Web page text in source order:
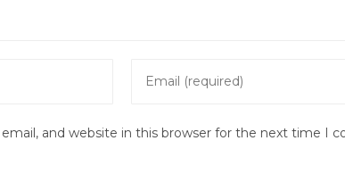
your
address
and website in this browser for the next time I